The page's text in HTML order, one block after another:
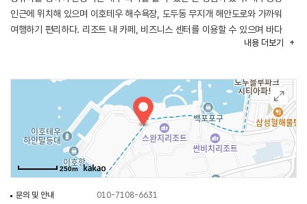
인근에 위치해 있으며 이호테우 해수욕장, 도두동 무지개 해안도로와 가까워
여행하기 편리하다. 리조트 내 카페, 비즈니스 센터를 이용할 수 있으며 바다
내용 더보기
250m
문의 및 안내
010-7108-6631